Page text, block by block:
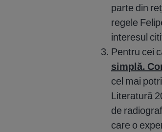
parte din
regele
interesul
Pentru cei
simplă.
cel mai
Literatură
de
care o